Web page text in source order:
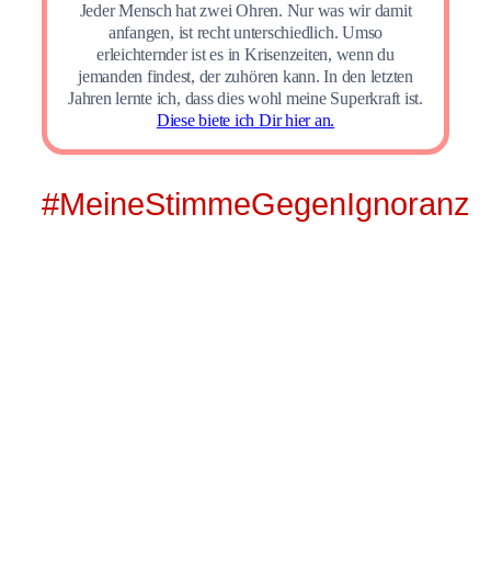
Jeder Mensch hat zwei Ohren. Nur was wir damit
anfangen, ist recht unterschiedlich. Umso
erleichternder ist es in Krisenzeiten, wenn du
jemanden findest, der zuhören kann. In den letzten
Jahren lernte ich, dass dies wohl meine Superkraft ist.
Diese biete ich Dir hier an.
#MeineStimmeGegenIgnoranz